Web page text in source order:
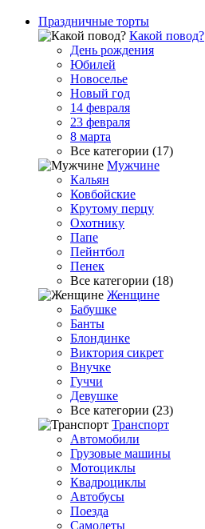
Праздничные торты
Какой повод?
День рождения
Юбилей
Новоселье
Новый год
14 февраля
23 февраля
8 марта
Все категории (17)
Мужчине
Кальян
Ковбойские
Крутому перцу
Охотнику
Папе
Пейнтбол
Пенек
Все категории (18)
Женщине
Бабушке
Банты
Блондинке
Виктория сикрет
Внучке
Гуччи
Девушке
Все категории (23)
Транспорт
Автомобили
Грузовые машины
Мотоциклы
Квадроциклы
Автобусы
Поезда
Самолеты